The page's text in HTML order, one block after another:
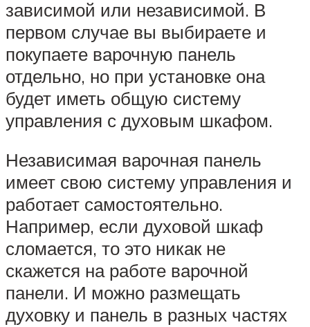
зависимой или независимой. В
первом случае вы выбираете и
покупаете варочную панель
отдельно, но при установке она
будет иметь общую систему
управления с духовым шкафом.
Независимая варочная панель
имеет свою систему управления и
работает самостоятельно.
Например, если духовой шкаф
сломается, то это никак не
скажется на работе варочной
панели. И можно размещать
духовку и панель в разных частях